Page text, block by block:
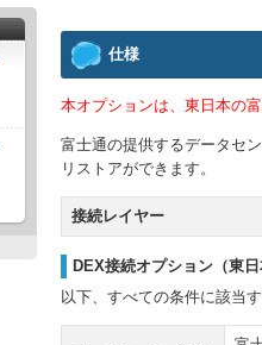
仕様
本オプションは、東日本の
富士通の提供するデータセ
リストアができます。
接続レイヤー
DEX接続オプション（東
以下、すべての条件に該当